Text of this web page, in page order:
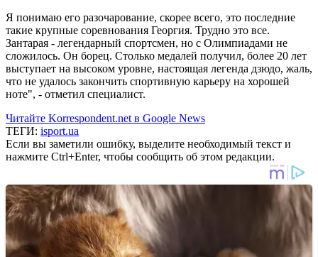
Я понимаю его разочарование, скорее всего, это последние
такие крупные соревнования Георгия. Трудно это все.
Зантарая - легендарный спортсмен, но с Олимпиадами не
сложилось. Он борец. Столько медалей получил, более 20 лет
выступает на высоком уровне, настоящая легенда дзюдо, жаль,
что не удалось закончить спортивную карьеру на хорошей
ноте", - отметил специалист.
Читайте Korrespondent.net в Google News
ТЕГИ: isport.ua
Если вы заметили ошибку, выделите необходимый текст и
нажмите Ctrl+Enter, чтобы сообщить об этом редакции.